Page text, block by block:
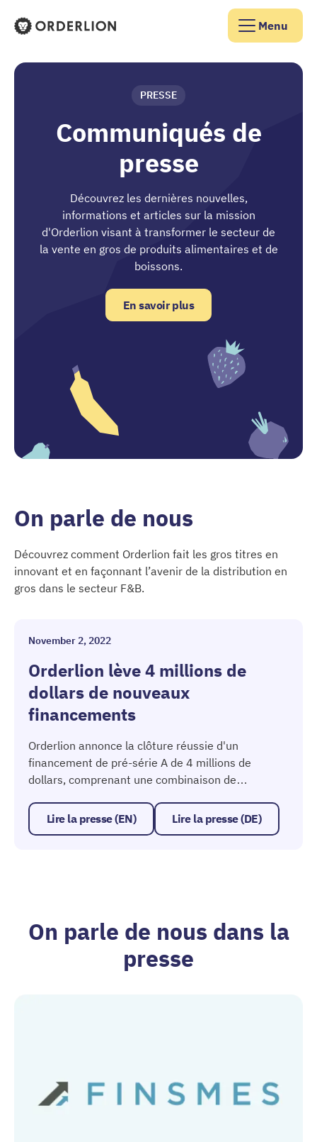
Menu
PRESSE
Communiqués de
presse
Découvrez les dernières nouvelles,
informations et articles sur la mission
d'Orderlion visant à transformer le secteur de
la vente en gros de produits alimentaires et de
boissons.
En savoir plus
On parle de nous
Découvrez comment Orderlion fait les gros titres en
innovant et en façonnant l’avenir de la distribution en
gros dans le secteur F&B.
November 2, 2022
Orderlion lève 4 millions de
dollars de nouveaux
financements
Orderlion annonce la clôture réussie d'un
financement de pré-série A de 4 millions de
dollars, comprenant une combinaison de
montant total des investissements levés à 7,5
millions de dollars depuis la création de la société.
Lire la presse (EN) Lire la presse (DE)
On parle de nous dans la
presse